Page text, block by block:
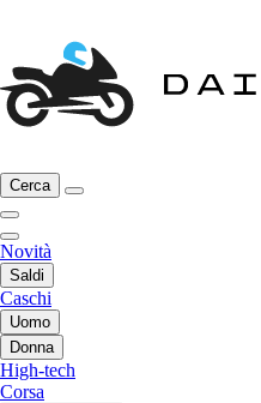
Cerca
Novità
Saldi
Caschi
Uomo
Donna
High-tech
Corsa